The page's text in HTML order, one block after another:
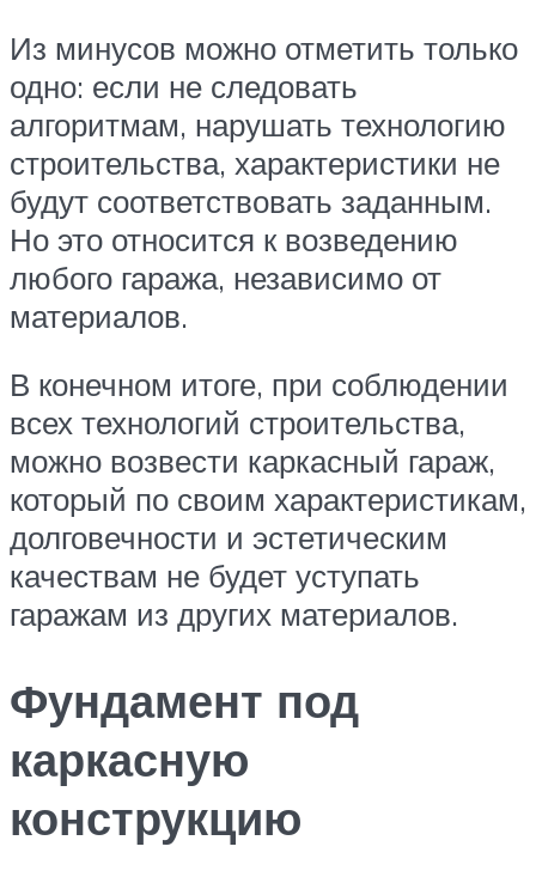
Из минусов можно отметить только
одно: если не следовать
алгоритмам, нарушать технологию
строительства, характеристики не
будут соответствовать заданным.
Но это относится к возведению
любого гаража, независимо от
материалов.
В конечном итоге, при соблюдении
всех технологий строительства,
можно возвести каркасный гараж,
который по своим характеристикам,
долговечности и эстетическим
качествам не будет уступать
гаражам из других материалов.
Фундамент под
каркасную
конструкцию